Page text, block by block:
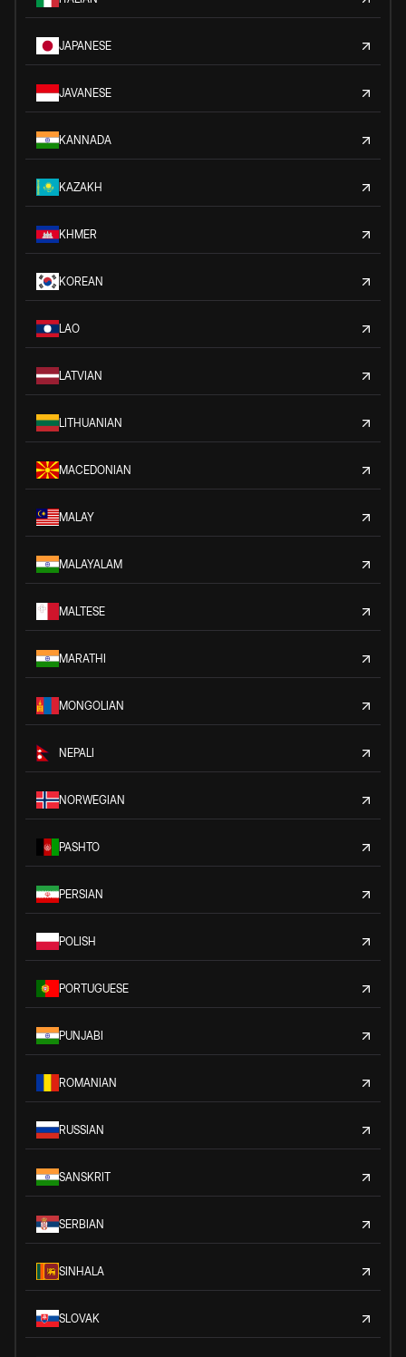
JAPANESE
JAVANESE
KANNADA
KAZAKH
KHMER
KOREAN
LAO
LATVIAN
LITHUANIAN
MACEDONIAN
MALAY
MALAYALAM
MALTESE
MARATHI
MONGOLIAN
NEPALI
NORWEGIAN
PASHTO
PERSIAN
POLISH
PORTUGUESE
PUNJABI
ROMANIAN
RUSSIAN
SANSKRIT
SERBIAN
SINHALA
SLOVAK